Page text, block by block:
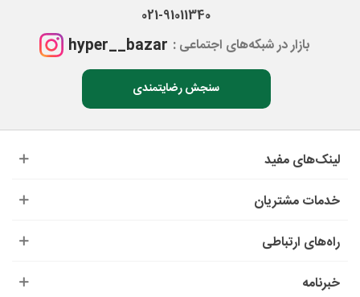
021-91011340
بازار در شبکه‌های اجتماعی : hyper__bazar
سنجش رضایتمندی
لینک‌های مفید
خدمات مشتریان
راه‌های ارتباطی
خبرنامه